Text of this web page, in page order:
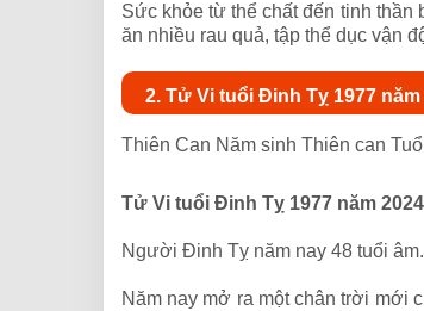
Sức khỏe từ thể chất đến tinh thần
ăn nhiều rau quả, tập thể dục vận
2. Tử Vi tuổi Đinh Tỵ 1977
Thiên Can Năm sinh Thiên can
Tử Vi tuổi Đinh Tỵ 1977 năm 2024
Người Đinh Tỵ năm nay 48 tuổi
Năm nay mở ra một chân trời mới